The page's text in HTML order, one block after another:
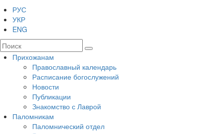
РУС
УКР
ENG
Прихожанам
Православный календарь
Расписание богослужений
Новости
Публикации
Знакомство с Лаврой
Паломникам
Паломнический отдел